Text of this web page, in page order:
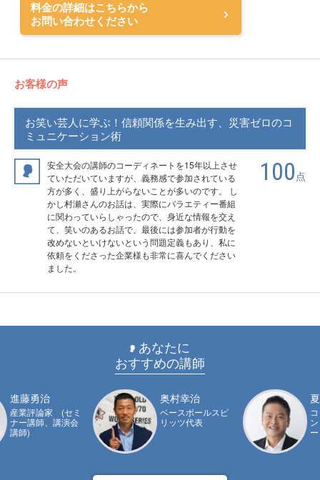
料金の詳細はこちらから
お問い合わせください
お客様の声
お笑い芸人に学ぶ！信頼関係を生み出す、災害ゼロのコ
ミュニケーション術
安全大会の講師のコーディネートを15年以上させ
ていただいていますが、義務感で参加されている
方が多く、盛り上がらないことが多いのです。 し
かし村瀬さんのお話は、実際にバラエティー番組
に関わっていらしゃったので、身近な情報を交え
て、笑いのあるお話で、最後には参加者が行動を
改めないといけないという問題定義もあり、私に
依頼をくださった企業様も非常に喜んでください
ました。
100 点
あなたに
おすすめの講師
進藤勇治
産業評論家 (セミ
ナー講師、講演会
講師)
奥村幸治
ベースボールスピ
リッツ代表
ー